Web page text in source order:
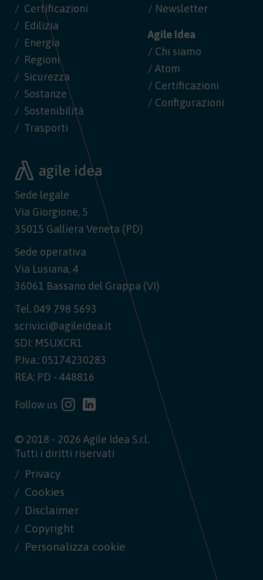
Certificazioni
Edilizia
Energia
Regioni
Sicurezza
Sostanze
Sostenibilità
Trasporti
/ Newsletter
Agile Idea
/ Chi siamo
/ Atom
/ Certificazioni
/ Configurazioni
Sede legale
Via Giorgione, 5
35015 Galliera Veneta (PD)
Sede operativa
Via Lusiana, 4
36061 Bassano del Grappa (VI)
Tel. 049 798 5693
scrivici@agileidea.it
SDI: M5UXCR1
P.Iva.: 05174230283
REA: PD - 448816
Follow us
© 2018 - 2026 Agile Idea S.r.l.
Tutti i diritti riservati
Privacy
Cookies
Disclaimer
Copyright
Personalizza cookie